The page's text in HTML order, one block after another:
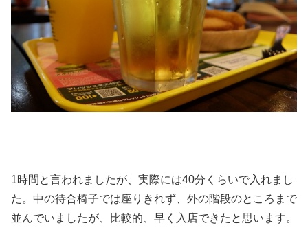
1時間と言われましたが、実際には40分くらいで入れまし
た。中の待合椅子では座りきれず、外の階段のところまで
並んでいましたが、比較的、早く入店できたと思います。